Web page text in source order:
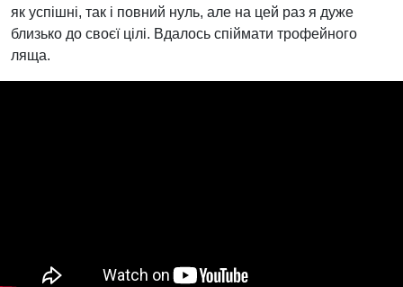
як успішні, так і повний нуль, але на цей раз я дуже
близько до своєї цілі. Вдалось спіймати трофейного
ляща.